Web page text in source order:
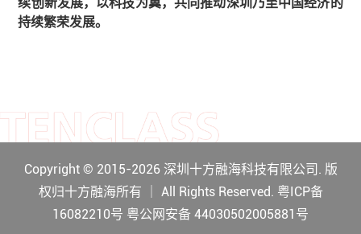
续创新发展，以科技为翼，共同推动深圳乃至中国经济的
持续繁荣发展。
Copyright © 2015-2026 深圳十方融海科技有限公司. 版
权归十方融海所有 ｜ All Rights Reserved. 粤ICP备
16082210号 粤公网安备 44030502005881号